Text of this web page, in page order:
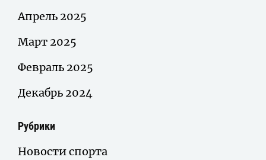
Апрель 2025
Март 2025
Февраль 2025
Декабрь 2024
Рубрики
Новости спорта